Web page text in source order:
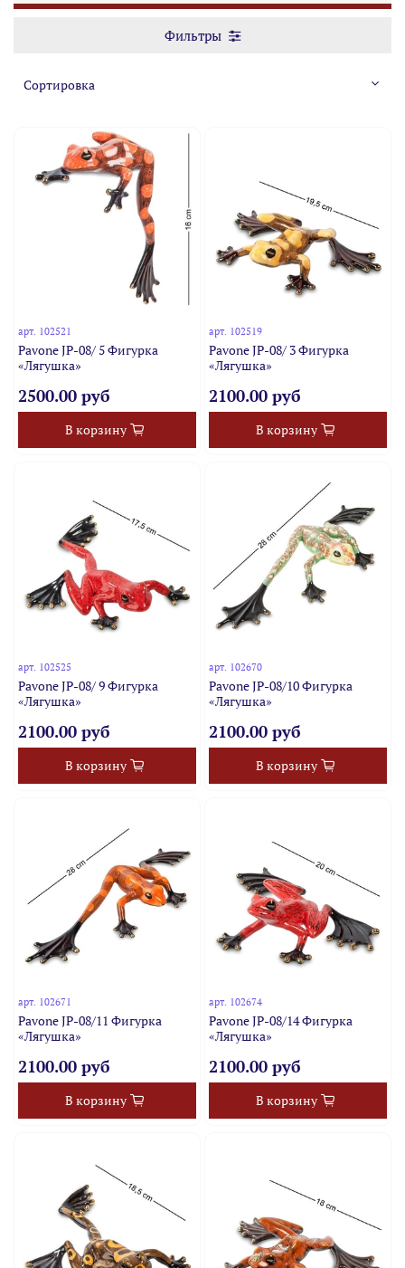
Фильтры
арт. 102521
Pavone JP-08/ 5 Фигурка
«Лягушка»
2500.00 руб
В корзину
арт. 102519
Pavone JP-08/ 3 Фигурка
«Лягушка»
2100.00 руб
В корзину
арт. 102525
Pavone JP-08/ 9 Фигурка
«Лягушка»
2100.00 руб
В корзину
арт. 102670
Pavone JP-08/10 Фигурка
«Лягушка»
2100.00 руб
В корзину
арт. 102671
Pavone JP-08/11 Фигурка
«Лягушка»
2100.00 руб
В корзину
арт. 102674
Pavone JP-08/14 Фигурка
«Лягушка»
2100.00 руб
В корзину